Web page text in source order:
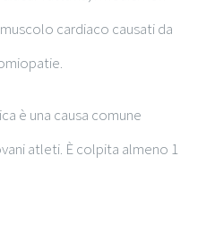
cardiaco causati da
è una causa comune
atleti. È colpita almeno 1